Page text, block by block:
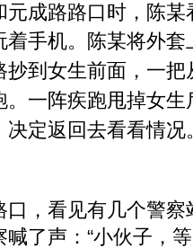
元成路路口时，陈
手机。 陈某将外
到女生前面，一
一阵疾跑甩掉女
定返回去看看情况
，看见有几个警察
了声：“小伙子，